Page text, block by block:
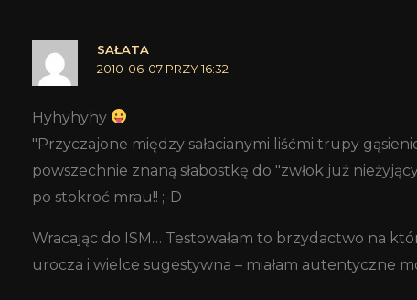
SAŁATA
2010-06-07 PRZY 16:32
Hyhyhyhy
"Przyczajone między sałacianymi liśćmi trupy
powszechnie znaną słabostkę do "zwłok już
po stokroć mrau!! ;-D
Wracając do ISM… Testowałam to brzydactwo na
urocza i wielce sugestywna – miałam autentyczne